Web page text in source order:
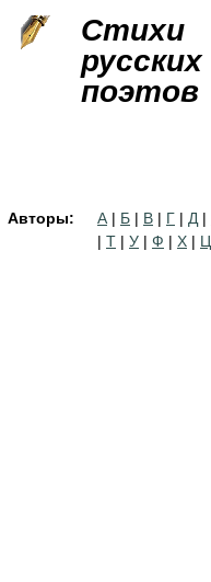
Стихи
русских
поэтов
Авторы: А | Б | В | Г | Д |
| Т | У | Ф | Х | Ц